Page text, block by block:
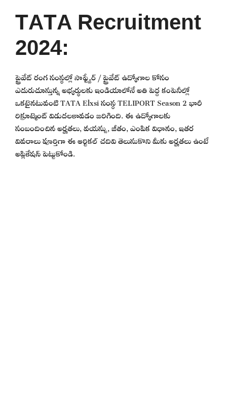
TATA Recruitment
2024:
ప్రైవేట్ రంగ సంస్థల్లో సాఫ్ట్వేర్ / ప్రైవేట్ ఉద్యోగాల కోసం
ఎదురుచూస్తున్న అభ్యర్థులకు ఇండియాలోనే అతి పెద్ద కంపెనీల్లో
ఒకటైనటువంటి TATA Elxsi సంస్థ TELIPORT Season 2 భారీ
రిక్రూట్మెంట్ విడుదలకావడం జరిగింది. ఈ ఉద్యోగాలకు
సంబందించిన అర్హతలు, వయస్సు, జీతం, ఎంపిక విధానం, ఇతర
వివరాలు పూర్తిగా ఈ ఆర్టికల్ చదివి తెలుసుకొని మీకు అర్హతలు ఉంటే
అప్లికేషన్ పెట్టుకోండి.